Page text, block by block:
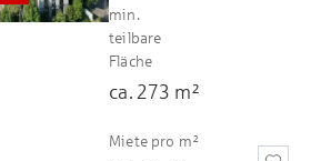
min.
teilbare
Fläche
ca. 273 m²
Miete pro m²